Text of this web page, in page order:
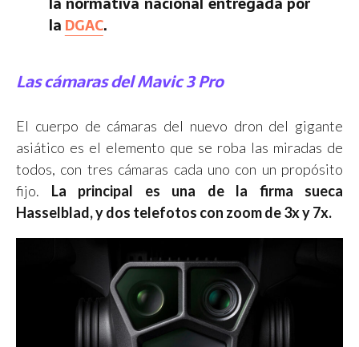
la DGAC.
Las cámaras del Mavic 3 Pro
El cuerpo de cámaras del nuevo dron del gigante
asiático es el elemento que se roba las miradas de
todos, con tres cámaras cada uno con un propósito
fijo. La principal es una de la firma sueca
Hasselblad, y dos telefotos con zoom de 3x y 7x.